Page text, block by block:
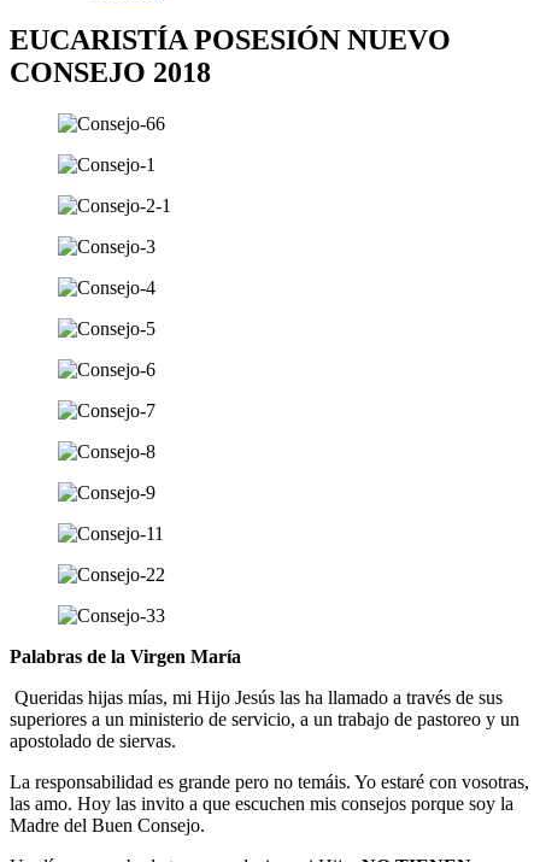
EUCARISTÍA POSESIÓN NUEVO
CONSEJO 2018
Palabras de la Virgen María
Queridas hijas mías, mi Hijo Jesús las ha llamado a través de sus
superiores a un ministerio de servicio, a un trabajo de pastoreo y un
apostolado de siervas.
La responsabilidad es grande pero no temáis. Yo estaré con vosotras,
las amo. Hoy las invito a que escuchen mis consejos porque soy la
Madre del Buen Consejo.